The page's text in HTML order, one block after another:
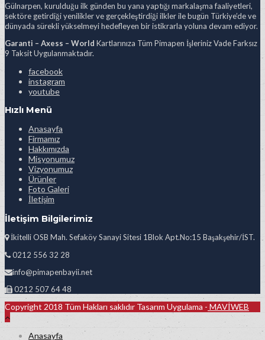
Gülnarpen, kurulduğu ilk günden bu yana yaptığı markalaşma faaliyetleri,
sektöre getirdiği yenilikler ve gerçekleştirdiği ilkler ile bugün Türkiye’de ve
dünyada sürekli yükselmeyi hedefleyen bir istikrarla yoluna devam ediyor.
Garanti – Axess – World Kartlarınıza Tüm Pimapen İşleriniz Vade Farksız
9 Taksit Uygulanmaktadır.
facebook
instagram
youtube
Hızlı Menü
Anasayfa
Firmamız
Hakkımızda
Misyonumuz
Vizyonumuz
Ürünler
Foto Galeri
İletişim
İletişim Bilgilerimiz
İkitelli OSB Mah. Sefaköy Sanayi Sitesi 1Blok Apt.No:15 Başakşehir/İST.
0212 556 32 28
info@pimapenbayii.net
0212 507 64 48
Copyright 2018 Tüm Hakları saklıdır Tasarım Uygulama - MAVİWEB
Anasayfa